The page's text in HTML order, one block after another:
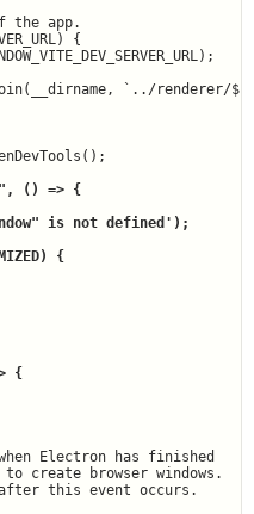
the app.
{
`../renderer/
() => {
is not defined');
{
{
Electron has finished
browser windows.
after this event occurs.